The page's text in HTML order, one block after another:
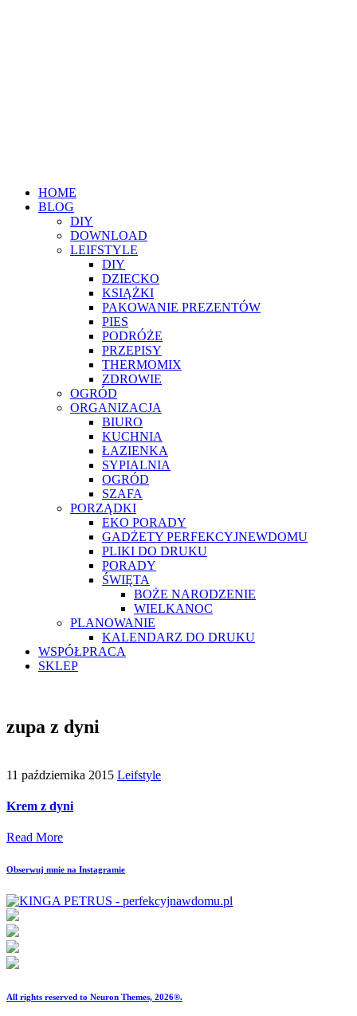
HOME
BLOG
DIY
DOWNLOAD
LEIFSTYLE
DIY
DZIECKO
KSIĄŻKI
PAKOWANIE PREZENTÓW
PIES
PODRÓŻE
PRZEPISY
THERMOMIX
ZDROWIE
OGRÓD
ORGANIZACJA
BIURO
KUCHNIA
ŁAZIENKA
SYPIALNIA
OGRÓD
SZAFA
PORZĄDKI
EKO PORADY
GADŻETY PERFEKCYJNEWDOMU
PLIKI DO DRUKU
PORADY
ŚWIĘTA
BOŻE NARODZENIE
WIELKANOC
PLANOWANIE
KALENDARZ DO DRUKU
WSPÓŁPRACA
SKLEP
zupa z dyni
11 października 2015 Leifstyle
Krem z dyni
Read More
Obserwuj mnie na Instagramie
All rights reserved to Neuron Themes, 2026®.